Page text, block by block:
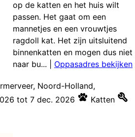
op de katten en het huis wilt
passen. Het gaat om een
mannetjes en een vrouwtjes
ragdoll kat. Het zijn uitsluitend
binnenkatten en mogen dus niet
naar bu...
Oppasadres bekijken
Noord-Holland,
tot 7 dec. 2026
Katten